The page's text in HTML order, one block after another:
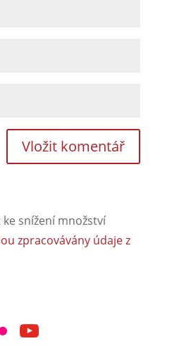
snížení množství
zpracovávány údaje z
youtube